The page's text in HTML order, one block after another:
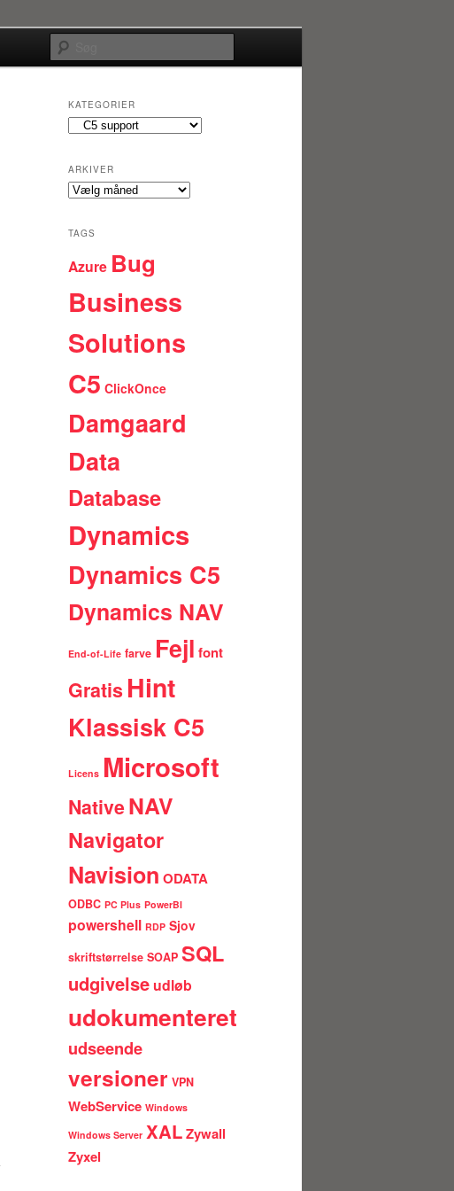
KATEGORIER
Kategorier
ARKIVER
Arkiver
TAGS
Azure Bug
Business
Solutions
C5 ClickOnce
Damgaard
Data
Database
Dynamics
Dynamics C5
Dynamics NAV
End-of-Life farve Fejl font
GratisHint
Klassisk C5
Licens Microsoft
NativeNAV
Navigator
Navision ODATA
ODBC PC Plus PowerBI
powershell RDP Sjov
skriftstørrelse SOAP SQL
udgivelse udløb
udokumenteret
udseende
versioner VPN
WebService Windows
Windows Server XALZywall
Zyxel